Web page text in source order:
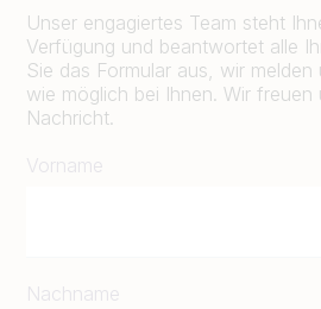
Unser engagiertes Team steht
Verfügung und beantwortet alle
Sie das Formular aus, wir
wie möglich bei Ihnen. Wir freuen
Nachricht.
Vorname
Nachname